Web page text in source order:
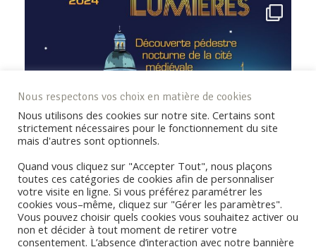
Nous respectons vos choix en matière de cookies
Nous utilisons des cookies sur notre site. Certains sont
strictement nécessaires pour le fonctionnement du site
mais d'autres sont optionnels.
Quand vous cliquez sur "Accepter Tout", nous plaçons
toutes ces catégories de cookies afin de personnaliser
votre visite en ligne. Si vous préférez paramétrer les
cookies vous–même, cliquez sur "Gérer les paramètres".
Vous pouvez choisir quels cookies vous souhaitez activer ou
non et décider à tout moment de retirer votre
consentement. L’absence d’interaction avec notre bannière